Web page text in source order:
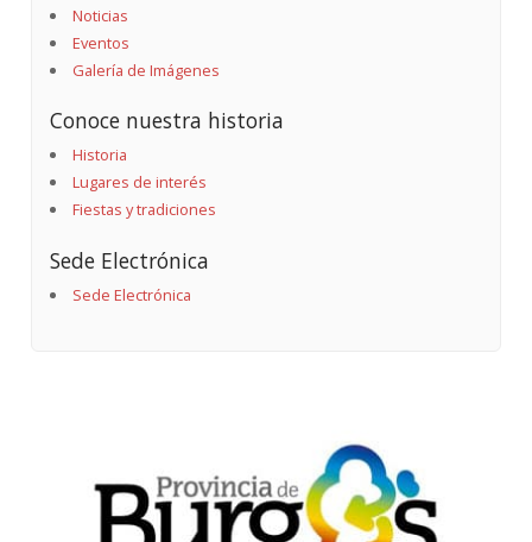
Noticias
Eventos
Galería de Imágenes
Conoce nuestra historia
Historia
Lugares de interés
Fiestas y tradiciones
Sede Electrónica
Sede Electrónica